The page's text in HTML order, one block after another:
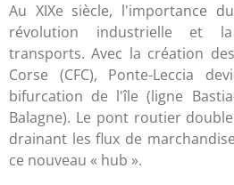
Au XIXe siècle, l'importance
révolution industrielle et
transports. Avec la création
Corse (CFC), Ponte-Leccia
bifurcation de l'île (ligne
Balagne). Le pont routier
drainant les flux de
ce nouveau « hub ».